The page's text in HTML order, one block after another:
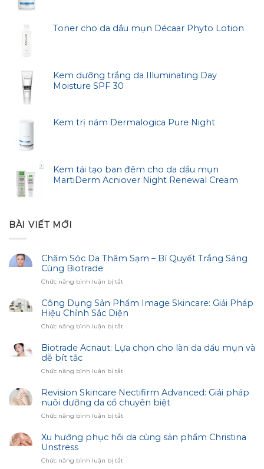
Toner cho da dầu mụn Décaar Phyto Lotion
Kem dưỡng trắng da Illuminating Day
Moisture SPF 30
Kem trị nám Dermalogica Pure Night
Kem tái tạo ban đêm cho da dầu mụn
MartiDerm Acniover Night Renewal Cream
BÀI VIẾT MỚI
Chăm Sóc Da Thâm Sạm – Bí Quyết Trắng Sáng
Cùng Biotrade
Chức năng bình luận bị tắtở
Sóc
Thâm
Sạm
Bí
Sáng
Biotrade
Công Dụng Sản Phẩm Image Skincare: Giải Pháp
Hiệu Chỉnh Sắc Diện
Chức năng bình luận bị tắtở
Dụng
Sản
Image
Giải
Pháp
Chỉnh
Diện
Biotrade Acnaut: Lựa chọn cho làn da dầu mụn và
dễ bít tắc
Chức năng bình luận bị tắtở
Acnaut:
Lựa
chọn
cho
da
và
Revision Skincare Nectifirm Advanced: Giải pháp
nuôi dưỡng da cổ chuyên biệt
Chức năng bình luận bị tắtở
Skincare
Giải
Xu hướng phục hồi da cùng sản phẩm Christina
Unstress
Chức năng bình luận bị tắtở